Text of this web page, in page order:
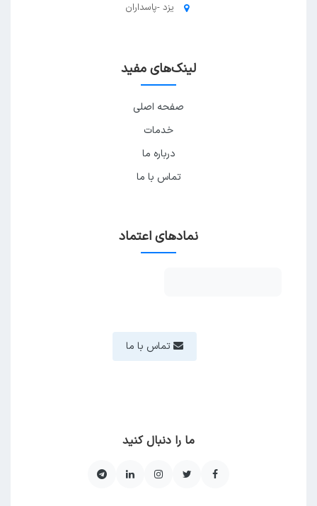
یزد -پاسداران
لینک‌های مفید
صفحه اصلی
خدمات
درباره ما
تماس با ما
نمادهای اعتماد
تماس با ما
ما را دنبال کنید